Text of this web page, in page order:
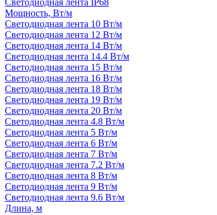
Светодиодная лента IP68
Мощность, Вт/м
Светодиодная лента 10 Вт/м
Светодиодная лента 12 Вт/м
Светодиодная лента 14 Вт/м
Светодиодная лента 14.4 Вт/м
Светодиодная лента 15 Вт/м
Светодиодная лента 16 Вт/м
Светодиодная лента 18 Вт/м
Светодиодная лента 19 Вт/м
Светодиодная лента 20 Вт/м
Светодиодная лента 4.8 Вт/м
Светодиодная лента 5 Вт/м
Светодиодная лента 6 Вт/м
Светодиодная лента 7 Вт/м
Светодиодная лента 7.2 Вт/м
Светодиодная лента 8 Вт/м
Светодиодная лента 9 Вт/м
Светодиодная лента 9.6 Вт/м
Длина, м